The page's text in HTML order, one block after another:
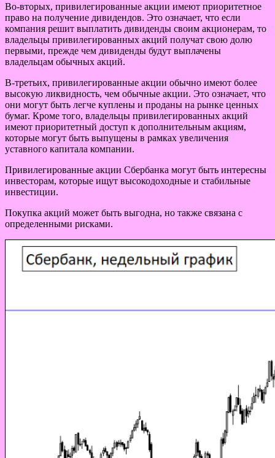
Во-вторых, привилегированные акции имеют приоритетное
право на получение дивидендов. Это означает, что если
компания решит выплатить дивиденды своим акционерам, то
владельцы привилегированных акций получат свою долю
первыми, прежде чем дивиденды будут выплачены
владельцам обычных акций.
В-третьих, привилегированные акции обычно имеют более
высокую ликвидность, чем обычные акции. Это означает, что
они могут быть легче куплены и проданы на рынке ценных
бумаг. Кроме того, владельцы привилегированных акций
имеют приоритетный доступ к дополнительным акциям,
которые могут быть выпущены в рамках увеличения
уставного капитала компании.
Привилегированные акции Сбербанка могут быть интересны
инвесторам, которые ищут высокодоходные и стабильные
инвестиции.
Покупка акций может быть выгодна, но также связана с
определенными рисками.